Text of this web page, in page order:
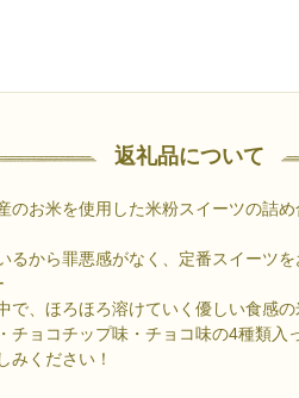
返礼品について
のお米を使用した米粉スイーツの詰
るから罪悪感がなく、定番スイーツを
で、ほろほろ溶けていく優しい食感の
チョコチップ味・チョコ味の4種類入
みください！